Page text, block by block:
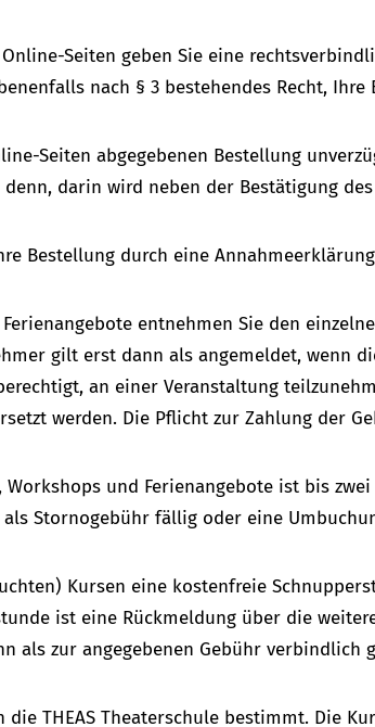
Seiten geben Sie eine
nach § 3 bestehendes Recht,
Seiten abgegebenen Bestellung
darin wird neben der Bestätigung
Bestellung durch eine
entnehmen Sie den
gilt erst dann als angemeldet, wenn
an einer Veranstaltung
werden. Die Pflicht zur Zahlung der
und Ferienangebote ist bis
Stornogebühr fällig oder eine
Kursen eine kostenfreie
ist eine Rückmeldung über die
als zur angegebenen Gebühr verbindlich
THEAS Theaterschule bestimmt. Die